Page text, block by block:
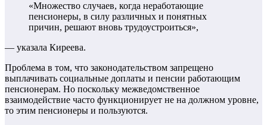
«Множество случаев, когда неработающие
пенсионеры, в силу различных и понятных
причин, решают вновь трудоустроиться»,
— указала Киреева.
Проблема в том, что законодательством запрещено
выплачивать социальные доплаты и пенсии работающим
пенсионерам. Но поскольку межведомственное
взаимодействие часто функционирует не на должном уровне,
то этим пенсионеры и пользуются.